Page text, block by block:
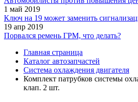
1 май 2019
Ключ на 19 может заменить
19 апр 2019
Порвался ремень ГРМ, что делать?
Главная страница
Каталог автозапчастей
Система охлаждения двигателя
Комплект патрубков системы
клап. 2 шт.